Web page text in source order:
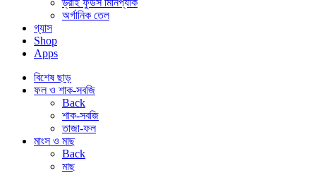
অর্গানিক তেল
গ্যাস
Shop
Apps
বিশেষ ছাড়
ফল ও শাক-সবজি
Back
শাক-সবজি
তাজা-ফল
মাংস ও মাছ
Back
মাছ